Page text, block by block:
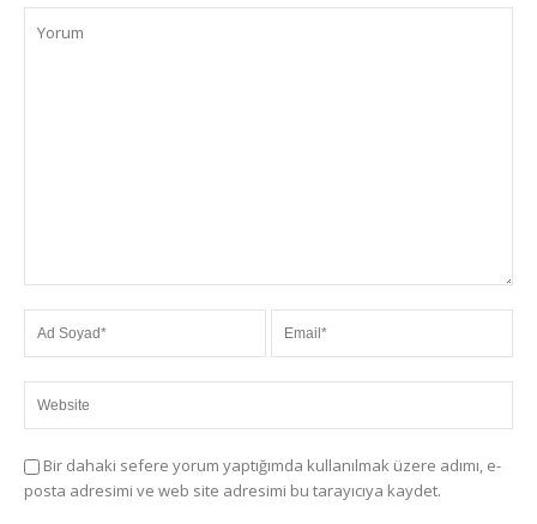
Bir dahaki sefere yorum yaptığımda kullanılmak üzere adımı, e-
posta adresimi ve web site adresimi bu tarayıcıya kaydet.